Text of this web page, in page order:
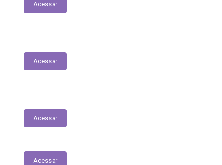
Acessar
Acessar
Acessar
Acessar